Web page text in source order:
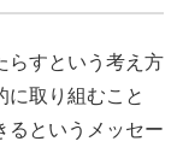
らすという考え方
に取り組むこと
るというメッセー